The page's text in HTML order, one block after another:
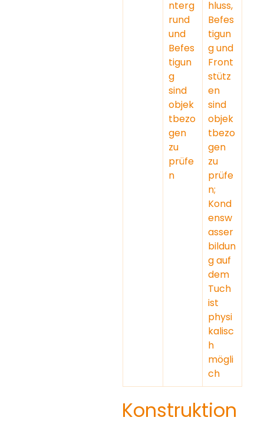
nterg
rund
und
Befes
tigun
g
sind
objek
tbezo
gen
zu
prüfe
n
hluss,
Befes
tigun
g und
Front
stütz
en
sind
objek
tbezo
gen
zu
prüfe
n;
Kond
ensw
asser
bildun
g auf
dem
Tuch
ist
physi
kalisc
h
mögli
ch
Konstruktion